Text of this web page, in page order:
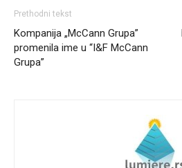
Prethodni tekst
Kompanija „McCann Grupa”
promenila ime u “I&F McCann
Grupa”